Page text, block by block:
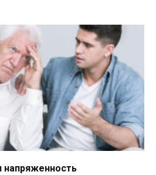
напряженность